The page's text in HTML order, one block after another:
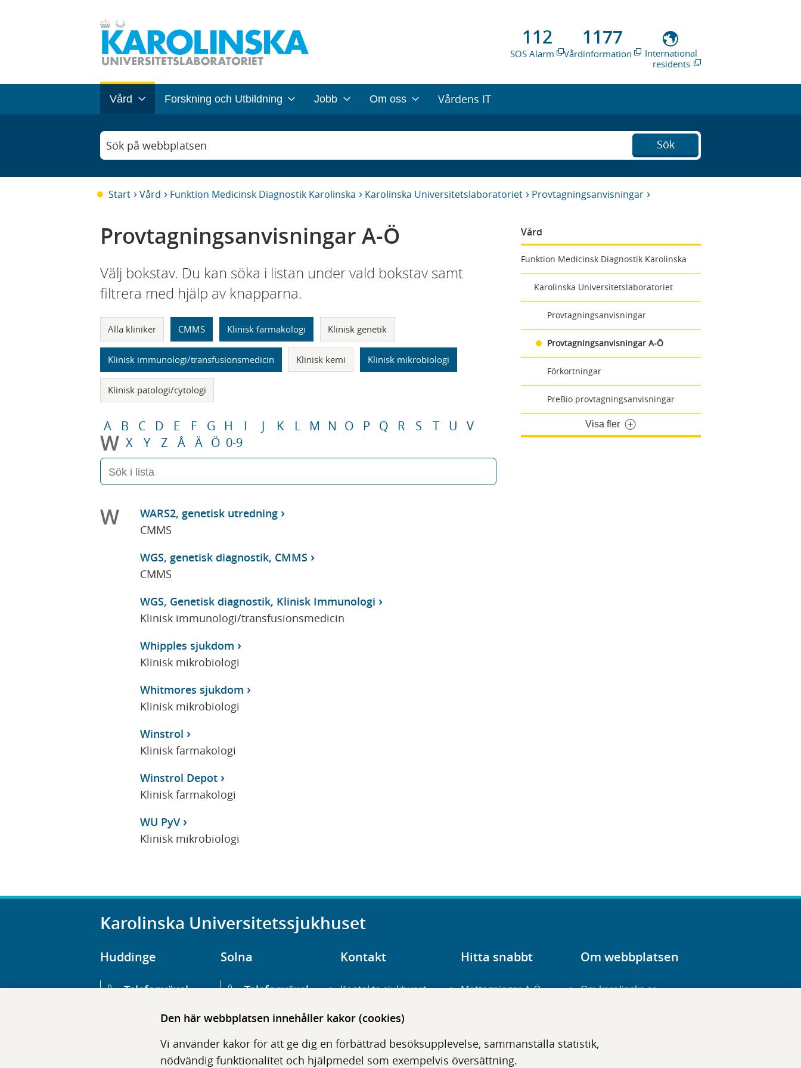
Den här webbplatsen innehåller kakor (cookies)
Vi använder kakor för att ge dig en förbättrad besöksupplevelse, sammanställa statistik,
nödvändig funktionalitet och hjälpmedel som exempelvis översättning.
112
SOS Alarm
1177
Vårdinformation
International
residents
Vård Forskning och Utbildning Jobb Om oss Vårdens IT
Sök på webbplatsen Sök
Start Vård Funktion Medicinsk Diagnostik Karolinska Karolinska Universitetslaboratoriet Provtagningsanvisningar
Vård
Funktion Medicinsk Diagnostik Karolinska
Karolinska Universitetslaboratoriet
Provtagningsanvisningar
Provtagningsanvisningar A-Ö
Förkortningar
PreBio provtagningsanvisningar
Visa fler
Provtagningsanvisningar A-Ö
Välj bokstav. Du kan söka i listan under vald bokstav samt
filtrera med hjälp av knapparna.
Alla kliniker CMMS Klinisk farmakologi Klinisk genetik
Klinisk immunologi/transfusionsmedicin Klinisk kemi Klinisk mikrobiologi
Klinisk patologi/cytologi
A B C D E F G H I J K L M N O P Q R S T U V
W X Y Z Å Ä Ö 0-9
W
WARS2, genetisk utredning
CMMS
WGS, genetisk diagnostik, CMMS
CMMS
WGS, Genetisk diagnostik, Klinisk Immunologi
Klinisk immunologi/transfusionsmedicin
Whipples sjukdom
Klinisk mikrobiologi
Whitmores sjukdom
Klinisk mikrobiologi
Winstrol
Klinisk farmakologi
Winstrol Depot
Klinisk farmakologi
WU PyV
Klinisk mikrobiologi
Karolinska Universitetssjukhuset
Huddinge
Telefonväxel
Hälsovägen 13
Solna
Telefonväxel
Eugeniavägen 3
Kontakt
Kontakta sjukhuset
Hitta hit
Press
Hitta snabbt
Mottagningar A-Ö
Digitala tjänster
Om webbplatsen
Om karolinska.se
Tillgänglighet